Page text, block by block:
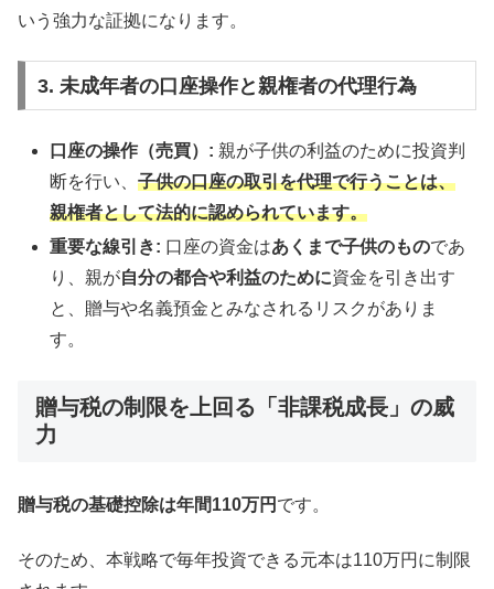
いう強力な証拠になります。
3. 未成年者の口座操作と親権者の代理行為
口座の操作（売買）: 親が子供の利益のために投資判
断を行い、子供の口座の取引を代理で行うことは、
親権者として法的に認められています。
重要な線引き: 口座の資金はあくまで子供のものであ
り、親が自分の都合や利益のために資金を引き出す
と、贈与や名義預金とみなされるリスクがありま
す。
贈与税の制限を上回る「非課税成長」の威
力
贈与税の基礎控除は年間110万円 です。
そのため、本戦略で毎年投資できる元本は110万円に制限